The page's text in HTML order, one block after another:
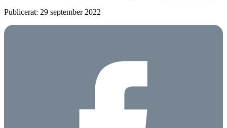
Publicerat: 29 september 2022